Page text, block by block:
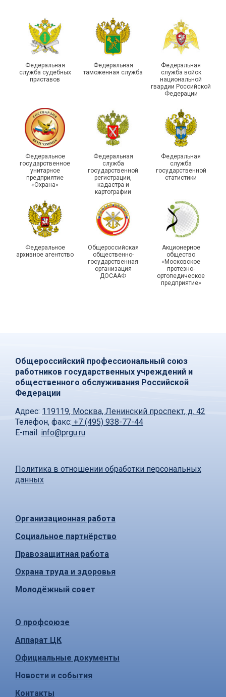
Единство традиций и сила
организаций ГУФСИН
России по Пермскому
краю приняли участие в
туристическом слете
215-й юбилей
государственной
статистики отметили в
Республике Саха (Якутия)
Храбрым детям – добрые
подарки
Федеральная
служба судебных
приставов
Федеральная
таможенная служба
Федеральная
служба войск
национальной
гвардии Российской
Федерации
Федеральное
государственное
унитарное
предприятие
«Охрана»
Федеральная
служба
государственной
регистрации,
кадастра и
картографии
Федеральная
служба
государственной
статистики
Федеральное
архивное агентство
Общероссийская
общественно-
государственная
организация
ДОСААФ
Акционерное
общество
«Московское
протезно-
ортопедическое
предприятие»
Общероссийский профессиональный союз
работников государственных учреждений и
общественного обслуживания Российской
Федерации
Адрес: 119119, Москва, Ленинский проспект, д. 42
Телефон, факс: +7 (495) 938-77-44
E-mail: info@prgu.ru
Политика в отношении обработки персональных
данных
Организационная работа
Социальное партнёрство
Правозащитная работа
Охрана труда и здоровья
Молодёжный совет
О профсоюзе
Аппарат ЦК
Официальные документы
Новости и события
Контакты